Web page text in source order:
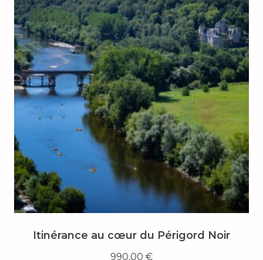
Itinérance au cœur du Périgord Noir
990,00 €